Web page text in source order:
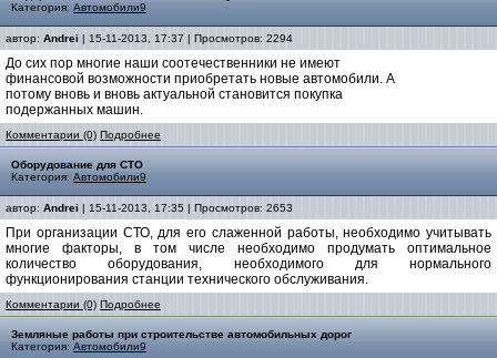
Категория: Автомобили9
автор: Andrei | 15-11-2013, 17:37 | Просмотров: 2294
До сих пор многие наши соотечественники не имеют
финансовой возможности приобретать новые автомобили. А
потому вновь и вновь актуальной становится покупка
подержанных машин.
Комментарии (0) Подробнее
Оборудование для СТО
Категория: Автомобили9
автор: Andrei | 15-11-2013, 17:35 | Просмотров: 2653
При организации СТО, для его слаженной работы, необходимо учитывать
многие факторы, в том числе необходимо продумать оптимальное
количество оборудования, необходимого для нормального
функционирования станции технического обслуживания.
Комментарии (0) Подробнее
Земляные работы при строительстве автомобильных дорог
Категория: Автомобили9